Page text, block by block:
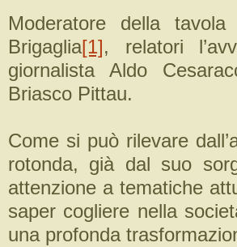
Moderatore della
Brigaglia[1], relatori
giornalista Aldo
Briasco Pittau.
Come si può rilevare
rotonda, già dal suo
attenzione a tematiche
saper cogliere nella
una profonda